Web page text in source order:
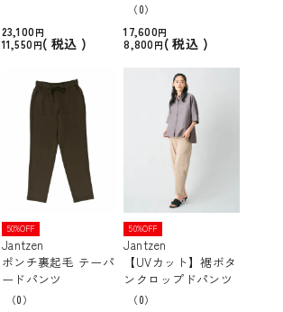
23,100
11,550
税込
（0）
17,600
8,800
税込
50%OFF
Jantzen
ポンチ裏起毛 テーパ
ードパンツ
（0）
50%OFF
Jantzen
【UVカット】裾ボタ
ンクロップドパンツ
（0）